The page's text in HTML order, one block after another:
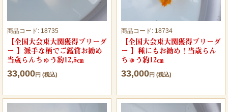
商品コード: 18735
【全国大会東大関獲得ブリーダ
ー 】派手な柄でご鑑賞お勧め
当歳らんちゅう約12,5㎝
33,000円 (税込)
商品コード: 18734
【全国大会東大関獲得ブリーダ
ー 】種にもお勧め！当歳らん
ちゅう約12㎝
33,000円 (税込)